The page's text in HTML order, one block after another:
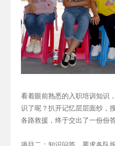
看着眼前熟悉的入职培训知识
识了呢？扒开记忆层层面纱，
各路救援，终于交出了一份份答